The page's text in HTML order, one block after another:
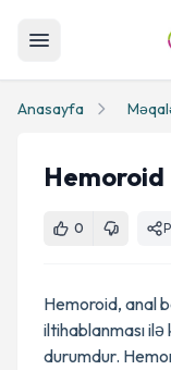
Anasayfa
Hemoroid
0
Hemoroid, anal
iltihablanması
durumdur.